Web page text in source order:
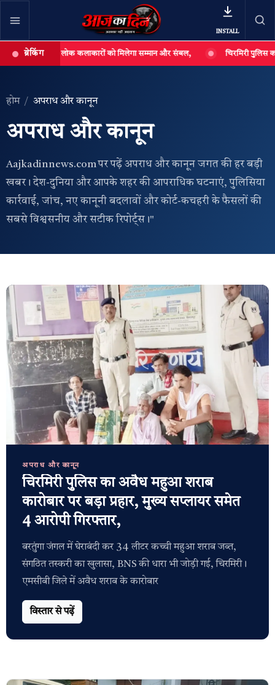
INSTALL
खबर खोजें
खोजें
ब्रेकिंग
लोक कलाकारों को मिलेगा सम्मान और संबल, चिरमिरी पुलिस का अवैध महुआ शराब
होम अपराध और कानून
अपराध और कानून
Aajkadinnews.com पर पढ़ें अपराध और कानून जगत की हर बड़ी
खबर। देश-दुनिया और आपके शहर की आपराधिक घटनाएं, पुलिसिया
कार्रवाई, जांच, नए कानूनी बदलावों और कोर्ट-कचहरी के फैसलों की
सबसे विश्वसनीय और सटीक रिपोर्ट्स।"
अपराध और कानून
चिरमिरी पुलिस का अवैध महुआ शराब
कारोबार पर बड़ा प्रहार, मुख्य सप्लायर समेत
4 आरोपी गिरफ्तार,
बरतुंगा जंगल में घेराबंदी कर 34 लीटर कच्ची महुआ शराब जब्त,
संगठित तस्करी का खुलासा, BNS की धारा भी जोड़ी गई, चिरमिरी।
एमसीबी जिले में अवैध शराब के कारोबार
विस्तार से पढ़ें